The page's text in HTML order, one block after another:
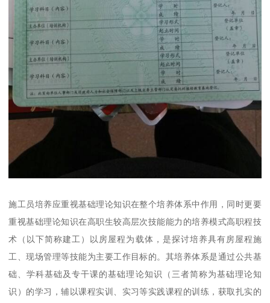
施工员培养应重视基础理论知识在整个培养体系中作用，同时更要
重视基础理论知识在高职生较高层次技能能力的培养模式高职程技
术（以下简称建工）以房屋程为载体，是探讨培养具有房屋程施
工、现场管理等技能为主要工作目标的。其培养体系是通过公共基
础、学科基础及专干课的基础理论知识（三者简称为基础理论知
识）的学习，辅以课程实训、实习等实践课程的训练，获取扎实的